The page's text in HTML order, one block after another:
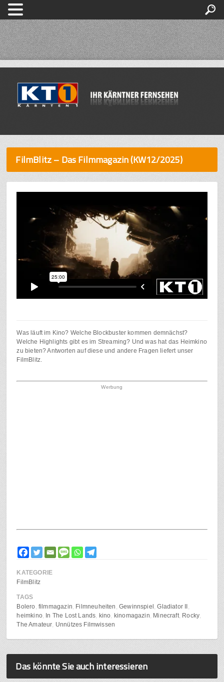
FilmBlitz – Das Filmmagazin (KW12/2025)
Was läuft im Kino? Welche Blockbuster kommen demnächst?
Welche Highlights gibt es im Streaming? Und was hat das Heimkino
zu bieten? Antworten auf diese und andere Fragen liefert unser
FilmBlitz.
Werbung
KATEGORIE
FilmBlitz
TAGS
Bolero filmmagazin Filmneuheiten Gewinnspiel
Gladiator II
heimkino
In The Lost Lands kino kinomagazin Minecraft Rocky
The Amateur Unnützes Filmwissen
Das könnte Sie auch interessieren